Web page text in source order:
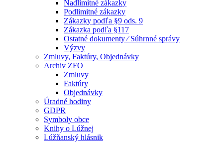
Nadlimitné zákazky
Podlimitné zákazky
Zákazky podľa §9 ods. 9
Zákazka podľa §117
Ostatné dokumenty ⁄ Súhrnné správy
Výzvy
Zmluvy, Faktúry, Objednávky
Archiv ZFO
Zmluvy
Faktúry
Objednávky
Úradné hodiny
GDPR
Symboly obce
Knihy o Lúžnej
Lúžňanský hlásnik